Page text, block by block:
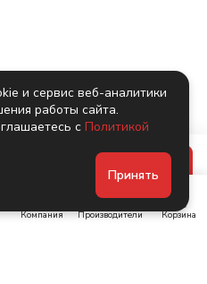
Компания Производители Корзина
и сервис веб-аналитики
работы сайта.
с Политикой
Принять